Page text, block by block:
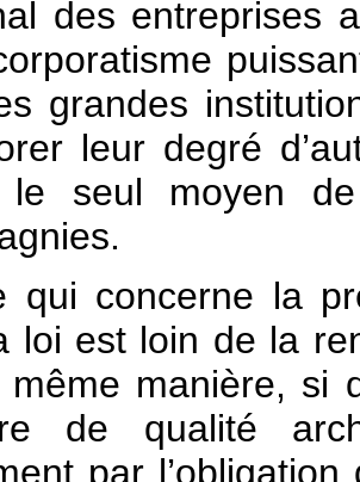
des entreprises
grandes
leur degré
le seul moyen
qui concerne la
loi est loin de la
manière, si
de qualité
par l’obligation